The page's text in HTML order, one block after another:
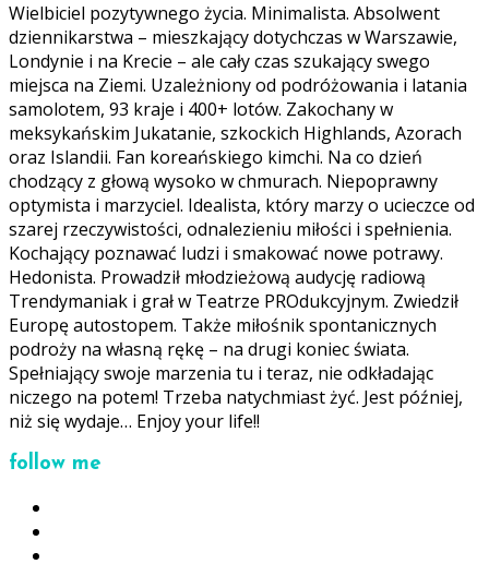
Wielbiciel pozytywnego życia. Minimalista. Absolwent
dziennikarstwa – mieszkający dotychczas w Warszawie,
Londynie i na Krecie – ale cały czas szukający swego
miejsca na Ziemi. Uzależniony od podróżowania i latania
samolotem, 93 kraje i 400+ lotów. Zakochany w
meksykańskim Jukatanie, szkockich Highlands, Azorach
oraz Islandii. Fan koreańskiego kimchi. Na co dzień
chodzący z głową wysoko w chmurach. Niepoprawny
optymista i marzyciel. Idealista, który marzy o ucieczce od
szarej rzeczywistości, odnalezieniu miłości i spełnienia.
Kochający poznawać ludzi i smakować nowe potrawy.
Hedonista. Prowadził młodzieżową audycję radiową
Trendymaniak i grał w Teatrze PROdukcyjnym. Zwiedził
Europę autostopem. Także miłośnik spontanicznych
podroży na własną rękę – na drugi koniec świata.
Spełniający swoje marzenia tu i teraz, nie odkładając
niczego na potem! Trzeba natychmiast żyć. Jest później,
niż się wydaje… Enjoy your life!!
follow me